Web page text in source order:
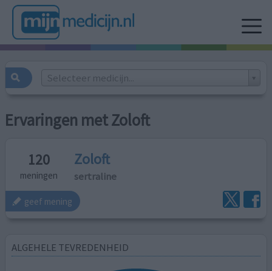
Selecteer medicijn...
Ervaringen met Zoloft
120
meningen
Zoloft
sertraline
geef mening
ALGEHELE TEVREDENHEID